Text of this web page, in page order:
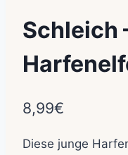
Schleich
8,99€
Diese junge